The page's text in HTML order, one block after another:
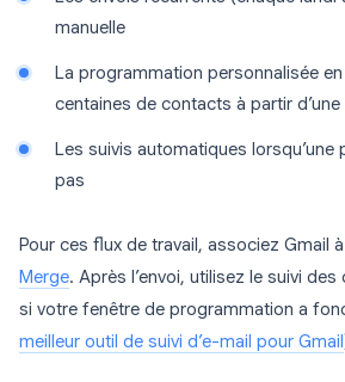
manuelle
La programmation personnalisée
centaines de contacts à partir d’une
Les suivis automatiques lorsqu’une
pas
Pour ces flux de travail, associez Gmail à
Merge. Après l’envoi, utilisez le suivi
si votre fenêtre de programmation a
meilleur outil de suivi d’e-mail pour Gmail